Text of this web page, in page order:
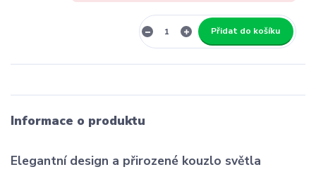
Přidat do košíku
Informace o produktu
Elegantní design a přirozené kouzlo světla